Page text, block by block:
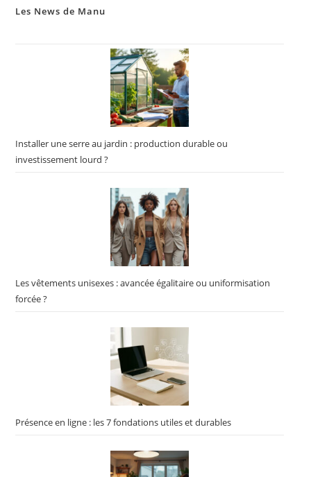
Les News de Manu
Installer une serre au jardin : production durable ou
investissement lourd ?
Les vêtements unisexes : avancée égalitaire ou uniformisation
forcée ?
Présence en ligne : les 7 fondations utiles et durables